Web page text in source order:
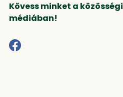
Kövess minket a közösségi
médiában!